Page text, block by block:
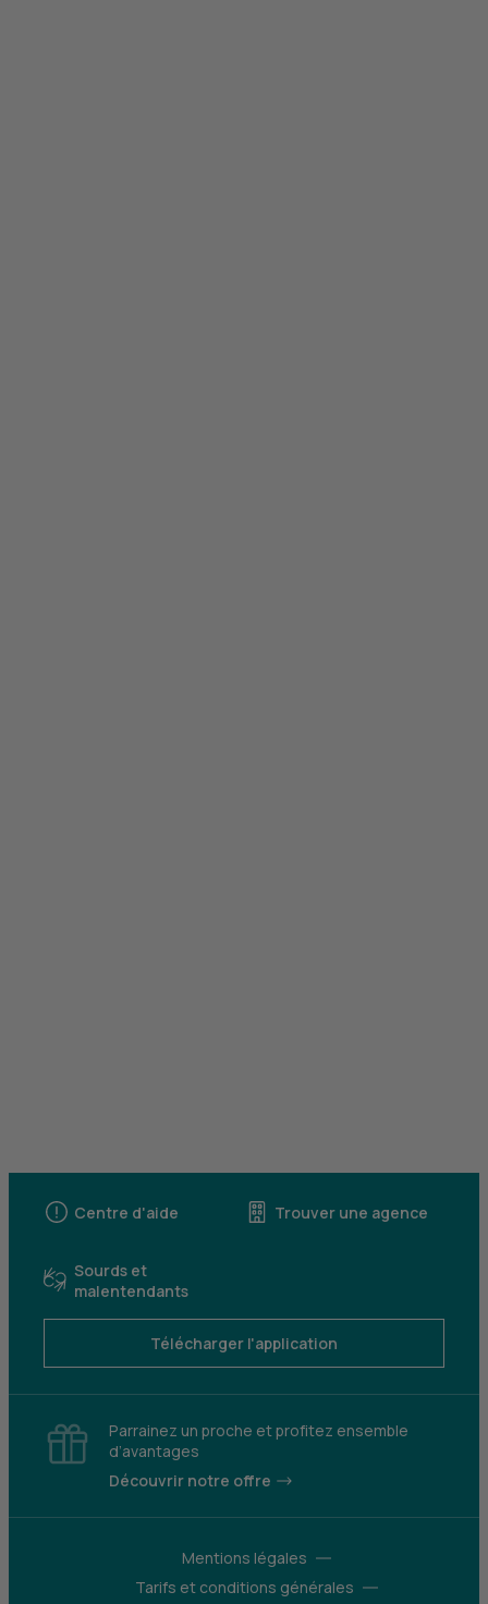
Centre d'aide Trouver une agence
Sourds et
malentendants
Télécharger l'application
Parrainez un proche et profitez ensemble
d’avantages
Découvrir notre offre
Mentions légales
Tarifs et conditions générales